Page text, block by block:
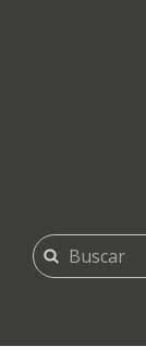
FORMULARIO
DE
BÚSQUEDA
Buscar